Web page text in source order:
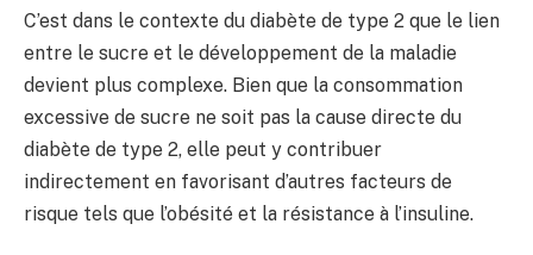
C’est dans le contexte du diabète de type 2 que le lien
entre le sucre et le développement de la maladie
devient plus complexe. Bien que la consommation
excessive de sucre ne soit pas la cause directe du
diabète de type 2, elle peut y contribuer
indirectement en favorisant d’autres facteurs de
risque tels que l’obésité et la résistance à l’insuline.